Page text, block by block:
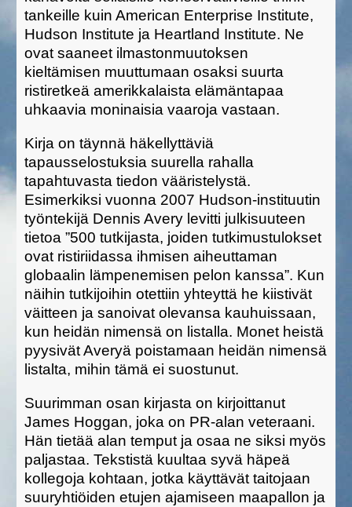
tankeille kuin American Enterprise Institute,
Hudson Institute ja Heartland Institute. Ne
ovat saaneet ilmastonmuutoksen
kieltämisen muuttumaan osaksi suurta
ristiretkeä amerikkalaista elämäntapaa
uhkaavia moninaisia vaaroja vastaan.
Kirja on täynnä häkellyttäviä
tapausselostuksia suurella rahalla
tapahtuvasta tiedon vääristelystä.
Esimerkiksi vuonna 2007 Hudson-instituutin
työntekijä Dennis Avery levitti julkisuuteen
tietoa ”500 tutkijasta, joiden tutkimustulokset
ovat ristiriidassa ihmisen aiheuttaman
globaalin lämpenemisen pelon kanssa”. Kun
näihin tutkijoihin otettiin yhteyttä he kiistivät
väitteen ja sanoivat olevansa kauhuissaan,
kun heidän nimensä on listalla. Monet heistä
pyysivät Averyä poistamaan heidän nimensä
listalta, mihin tämä ei suostunut.
Suurimman osan kirjasta on kirjoittanut
James Hoggan, joka on PR-alan veteraani.
Hän tietää alan temput ja osaa ne siksi myös
paljastaa. Tekstistä kuultaa syvä häpeä
kollegoja kohtaan, jotka käyttävät taitojaan
suuryhtiöiden etujen ajamiseen maapallon ja